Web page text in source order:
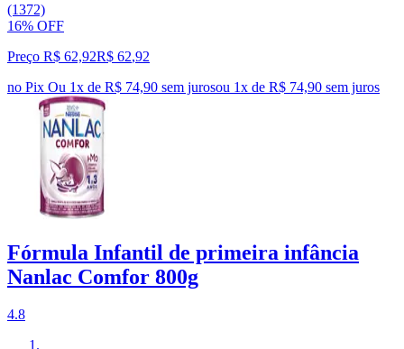
(1372)
16% OFF
Preço R$ 62,92R$ 62,92
no Pix Ou 1x de R$ 74,90 sem jurosou 1x de R$ 74,90 sem juros
Fórmula Infantil de primeira infância
Nanlac Comfor 800g
4.8